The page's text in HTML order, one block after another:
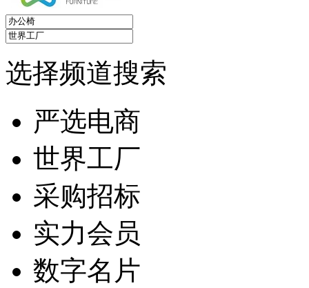
选择频道搜索
严选电商
世界工厂
采购招标
实力会员
数字名片